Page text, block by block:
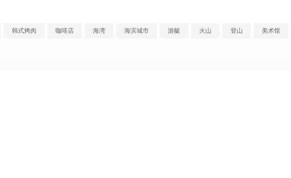
韩式烤肉 咖啡店 海湾 海滨城市 游艇 火山 登山 美术馆